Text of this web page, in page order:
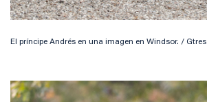
El príncipe Andrés en una imagen en Windsor. / Gtres